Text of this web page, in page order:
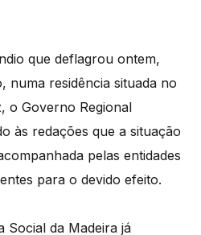
que deflagrou ontem,
numa residência situada no
o Governo Regional
às redações que a situação
pelas entidades
para o devido efeito.
Social da Madeira já